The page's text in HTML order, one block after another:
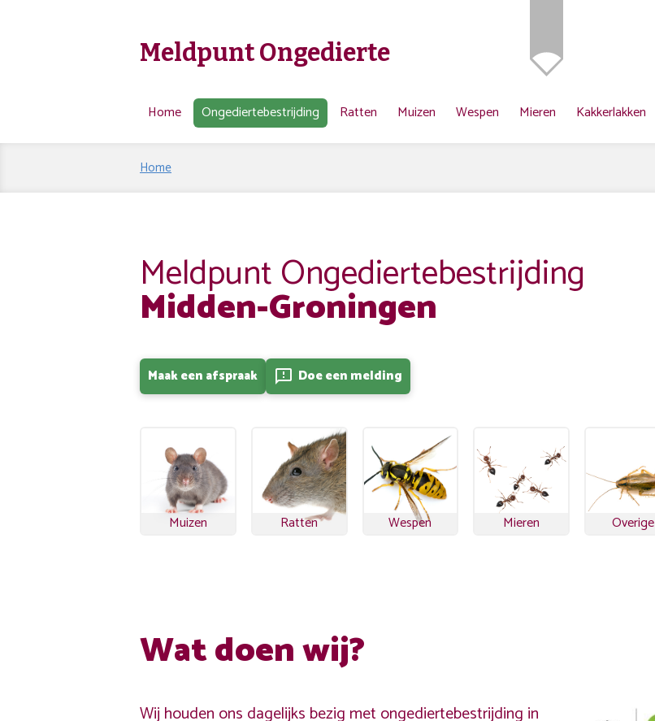
Meldpunt Ongedierte
Home Ongediertebestrijding Ratten Muizen Wespen Mieren Kakkerlakken
Home
Meldpunt Ongediertebestrijding
Midden-Groningen
Maak een afspraak feedback Doe een melding
Muizen Ratten Wespen Mieren Overige
Wat doen wij?
Wij houden ons dagelijks bezig met ongediertebestrijding in